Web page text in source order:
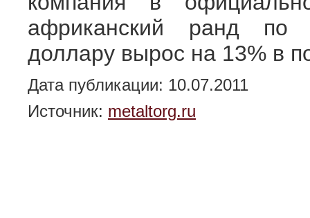
африканский ранд по
доллару вырос на 13% в
Дата публикации: 10.07.2011
Источник: metaltorg.ru